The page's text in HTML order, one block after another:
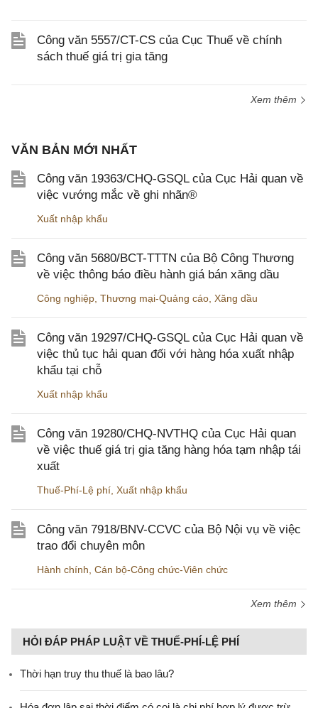
Công văn 5557/CT-CS của Cục Thuế về chính
sách thuế giá trị gia tăng
Xem thêm
VĂN BẢN MỚI NHẤT
Công văn 19363/CHQ-GSQL của Cục Hải quan về
việc vướng mắc về ghi nhãn®
Xuất nhập khẩu
Công văn 5680/BCT-TTTN của Bộ Công Thương
về việc thông báo điều hành giá bán xăng dầu
Công nghiệp Thương mại-Quảng cáo Xăng dầu
Công văn 19297/CHQ-GSQL của Cục Hải quan về
việc thủ tục hải quan đối với hàng hóa xuất nhập
khẩu tại chỗ
Xuất nhập khẩu
Công văn 19280/CHQ-NVTHQ của Cục Hải quan
về việc thuế giá trị gia tăng hàng hóa tạm nhập tái
xuất
Thuế-Phí-Lệ phí Xuất nhập khẩu
Công văn 7918/BNV-CCVC của Bộ Nội vụ về việc
trao đổi chuyên môn
Hành chính Cán bộ-Công chức-Viên chức
Xem thêm
HỎI ĐÁP PHÁP LUẬT VỀ THUẾ-PHÍ-LỆ PHÍ
Thời hạn truy thu thuế là bao lâu?